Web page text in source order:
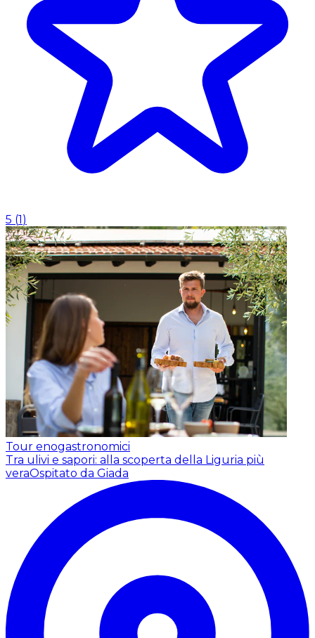
5 (1)
Tour enogastronomici
Tra ulivi e sapori: alla scoperta della Liguria più
veraOspitato da Giada